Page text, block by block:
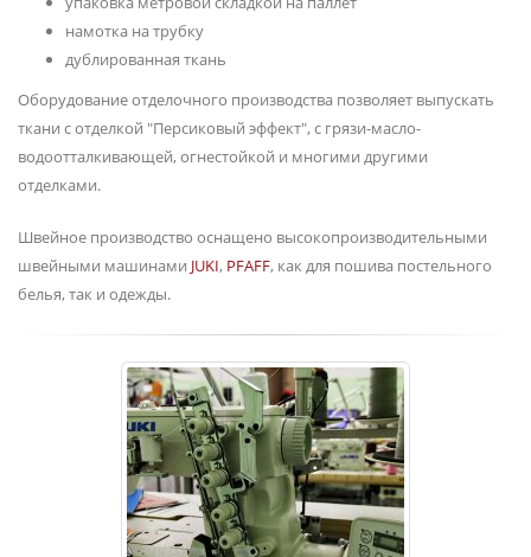
намотка на трубку
дублированная ткань
Оборудование отделочного производства позволяет выпускать
ткани с отделкой "Персиковый эффект", с грязи-масло-
водоотталкивающей, огнестойкой и многими другими
отделками.
Швейное производство оснащено высокопроизводительными
швейными машинами JUKI, PFAFF, как для пошива постельного
белья, так и одежды.